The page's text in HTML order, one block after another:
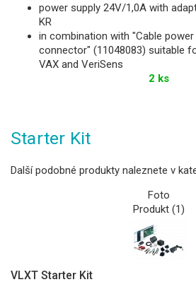
power supply 24V/1,0A with
KR
in combination with "Cable
connector" (11048083) suitable
VAX and VeriSens
2 ks
Starter Kit
Další podobné produkty naleznete v
Foto
Produkt (1)
VLXT Starter Kit